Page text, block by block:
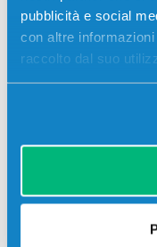
pubblicità e social
con altre
raccolto dal suo
per Stampanti: